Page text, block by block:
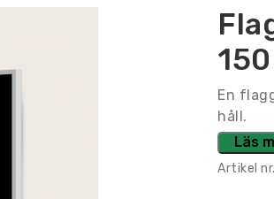
En
håll.
Läs
Artikel nr.